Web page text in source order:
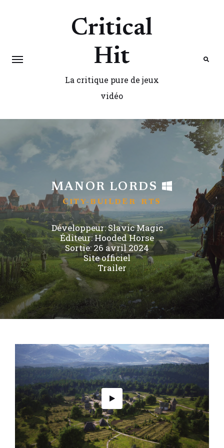
Critical
Hit
La critique pure de jeux
vidéo
MANOR LORDS
CITY-BUILDER RTS
Développeur:Slavic Magic
Éditeur:Hooded Horse
Sortie: 26 avril 2024
Site officiel
Trailer